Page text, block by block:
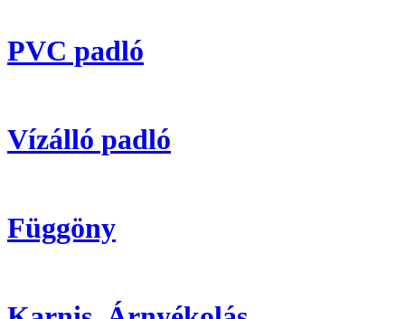
PVC padló
Vízálló padló
Függöny